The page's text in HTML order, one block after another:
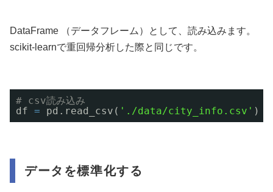
DataFrame （データフレーム）として、読み込みます。
scikit-learnで重回帰分析した際と同じです。
# csv読み込み
df = pd.read_csv( './data/city_info.csv' )
データを標準化する